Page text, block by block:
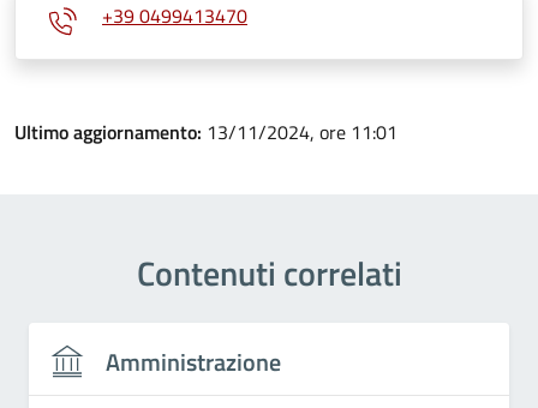
+39 0499413470
Ultimo aggiornamento: 13/11/2024, ore 11:01
Contenuti correlati
Amministrazione